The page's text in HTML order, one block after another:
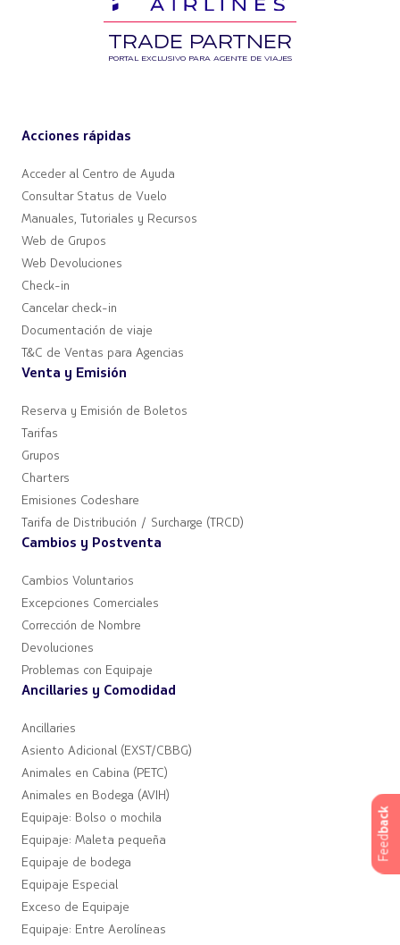
Feed
back
TRADE PARTNER
PORTAL EXCLUSIVO PARA AGENTE DE VIAJES
Acciones rápidas
Acceder al Centro de Ayuda
Consultar Status de Vuelo
Manuales, Tutoriales y Recursos
Web de Grupos
Web Devoluciones
Check-in
Cancelar check-in
Documentación de viaje
T&C de Ventas para Agencias
Venta y Emisión
Reserva y Emisión de Boletos
Tarifas
Grupos
Charters
Emisiones Codeshare
Tarifa de Distribución / Surcharge (TRCD)
Cambios y Postventa
Cambios Voluntarios
Excepciones Comerciales
Corrección de Nombre
Devoluciones
Problemas con Equipaje
Ancillaries y Comodidad
Ancillaries
Asiento Adicional (EXST/CBBG)
Animales en Cabina (PETC)
Animales en Bodega (AVIH)
Equipaje: Bolso o mochila
Equipaje: Maleta pequeña
Equipaje de bodega
Equipaje Especial
Exceso de Equipaje
Equipaje: Entre Aerolíneas